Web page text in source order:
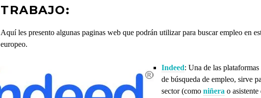
TRABAJO:
Aquí les presento algunas paginas web que podrán utilizar para buscar empleo en
europeo.
Indeed: Una de las plataformas
de búsqueda de empleo, sirve
sector (como niñera o